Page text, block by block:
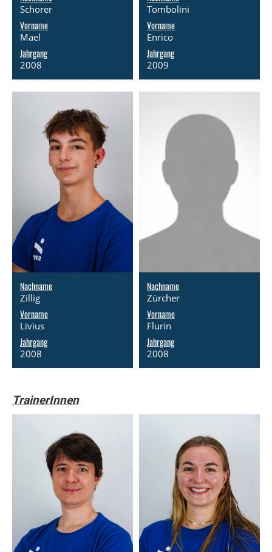
Schorer
Vorname
Mael
Jahrgang
2008
Tombolini
Vorname
Enrico
Jahrgang
2009
Nachname
Zillig
Vorname
Livius
Jahrgang
2008
Nachname
Zürcher
Vorname
Flurin
Jahrgang
2008
TrainerInnen